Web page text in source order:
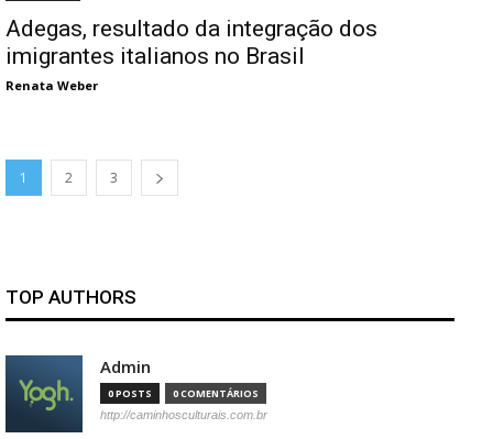
Adegas, resultado da integração dos
imigrantes italianos no Brasil
Renata Weber
1 2 3
TOP AUTHORS
Admin
0 POSTS 0 COMENTÁRIOS
http://caminhosculturais.com.br